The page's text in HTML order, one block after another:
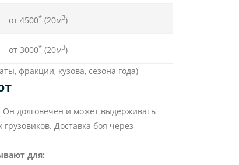
от 4500*(20м3)
от 3000*(20м3)
фракции, кузова, сезона года)
долговечен и может выдерживать
Доставка боя через
для: